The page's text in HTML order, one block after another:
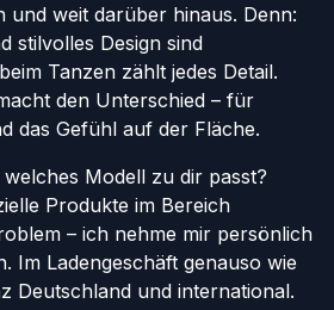
und weit darüber hinaus. Denn:
stilvolles Design sind
Tanzen zählt jedes Detail.
den Unterschied – für
das Gefühl auf der Fläche.
Modell zu dir passt?
Produkte im Bereich
– ich nehme mir persönlich
Im Ladengeschäft genauso wie
Deutschland und international.